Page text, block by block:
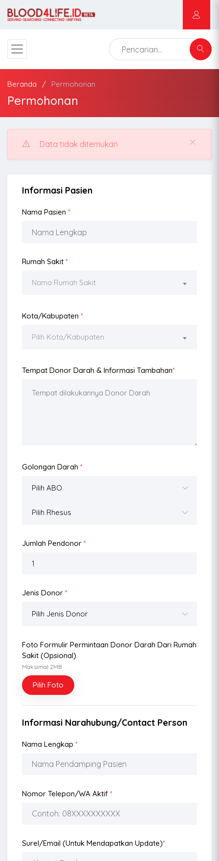
Beranda Permohonan
Permohonan
Data tidak ditemukan
Informasi Pasien
Nama Pasien *
Rumah Sakit *
Nama Rumah Sakit
Kota/Kabupaten *
Pilih Kota/Kabupaten
Tempat Donor Darah & Informasi Tambahan*
Golongan Darah *
Jumlah Pendonor *
Jenis Donor *
Foto Formulir Permintaan Donor Darah Dari Rumah
Sakit (opsional)
Maksimal 2MB
Pilih Foto
Informasi Narahubung/Contact Person
Nama Lengkap *
Nomor Telepon/WA Aktif *
Surel/Email (Untuk Mendapatkan Update)*